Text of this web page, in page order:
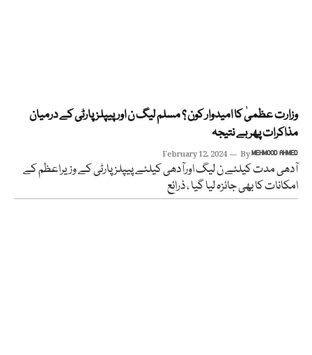
وزارت عظمیٰ کا امیدوار کون ؟ مسلم لیگ ن اور پیپلز پارٹی کے درمیان
مذاکرات پھر بے نتیجہ
February 12, 2024 ByMEHMOOD AHMED
آدھی مدت کیلئے ن لیگ اورآدھی کیلئے پیپلز پارٹی کے وزیراعظم کے
امکانات کا بھی جائزہ لیا گیا ، ذرائع